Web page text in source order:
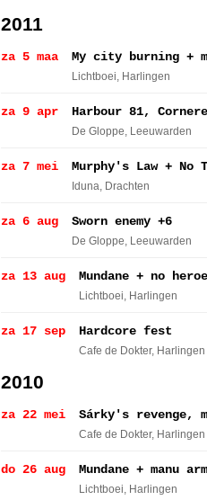
2011
za 5 maa My city burning +
Lichtboei, Harlingen
za 9 apr Harbour 81,
De Gloppe, Leeuwarden
za 7 mei Murphy's Law + No
Iduna, Drachten
za 6 aug Sworn enemy +6
De Gloppe, Leeuwarden
za 13 aug Mundane + no
Lichtboei, Harlingen
za 17 sep Hardcore fest
Cafe de Dokter, Harlingen
2010
za 22 mei Sárky's revenge,
Cafe de Dokter, Harlingen
do 26 aug Mundane + manu
Lichtboei, Harlingen